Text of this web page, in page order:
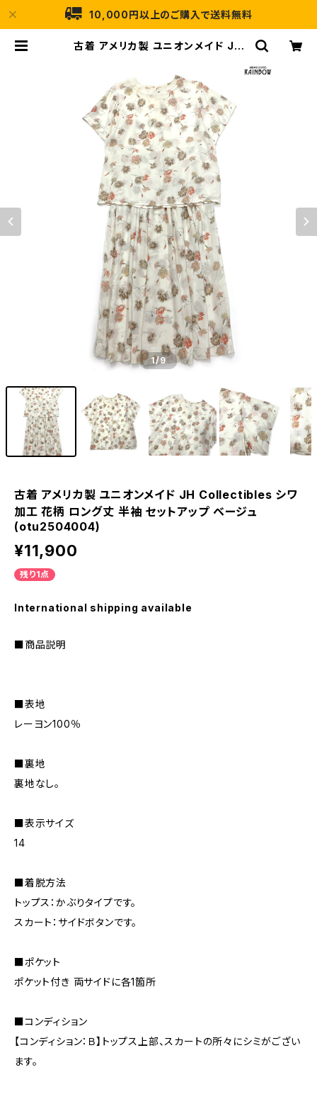
10,000円以上のご購入で送料無料
古着 アメリカ製 ユニオンメイド JH
丈 半袖 セットアップ ベージュ (otu2
504004) | 古着屋RAINBOW
1/9
古着 アメリカ製 ユニオンメイド JH Collectibles シワ
加工 花柄 ロング丈 半袖 セットアップ ベージュ
(otu2504004)
¥11,900
残り1点
International shipping available
■商品説明
■表地
レーヨン100％
■裏地
裏地なし。
■表示サイズ
14
■着脱方法
トップス：かぶりタイプです。
スカート：サイドボタンです。
■ポケット
ポケット付き 両サイドに各1箇所
■コンディション
【コンディション：Ｂ】トップス上部、スカートの所々にシミがござい
ます。